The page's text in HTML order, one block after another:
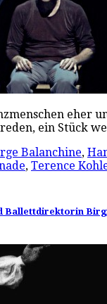
eher
ein Stück
Balanchine,
, Terence
Ballettdirektorin